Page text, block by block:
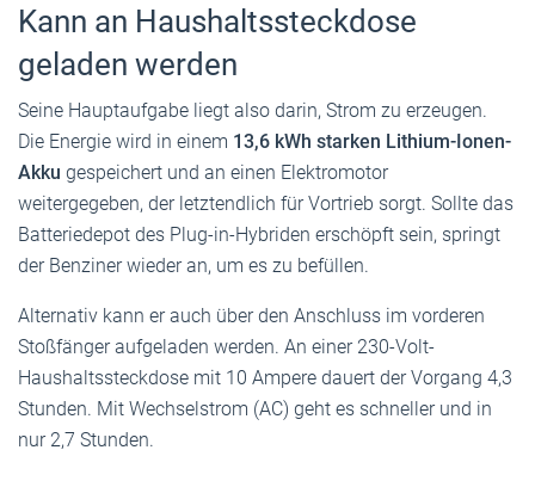
Kann an Haushaltssteckdose
geladen werden
Seine Hauptaufgabe liegt also darin, Strom zu erzeugen.
Die Energie wird in einem 13,6 kWh starken Lithium-Ionen-
Akku gespeichert und an einen Elektromotor
weitergegeben, der letztendlich für Vortrieb sorgt. Sollte das
Batteriedepot des Plug-in-Hybriden erschöpft sein, springt
der Benziner wieder an, um es zu befüllen.
Alternativ kann er auch über den Anschluss im vorderen
Stoßfänger aufgeladen werden. An einer 230-Volt-
Haushaltssteckdose mit 10 Ampere dauert der Vorgang 4,3
Stunden. Mit Wechselstrom (AC) geht es schneller und in
nur 2,7 Stunden.